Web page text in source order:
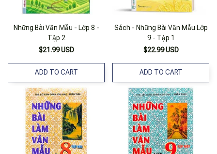
Những Bài Văn Mẫu - Lớp 8 -
Tập 2
$21.99 USD
ADD TO CART
Sách - Những Bài Văn Mẫu Lớp
9 - Tập 1
$22.99 USD
ADD TO CART